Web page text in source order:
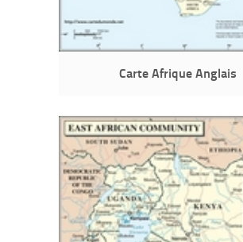
Carte Afrique Anglais